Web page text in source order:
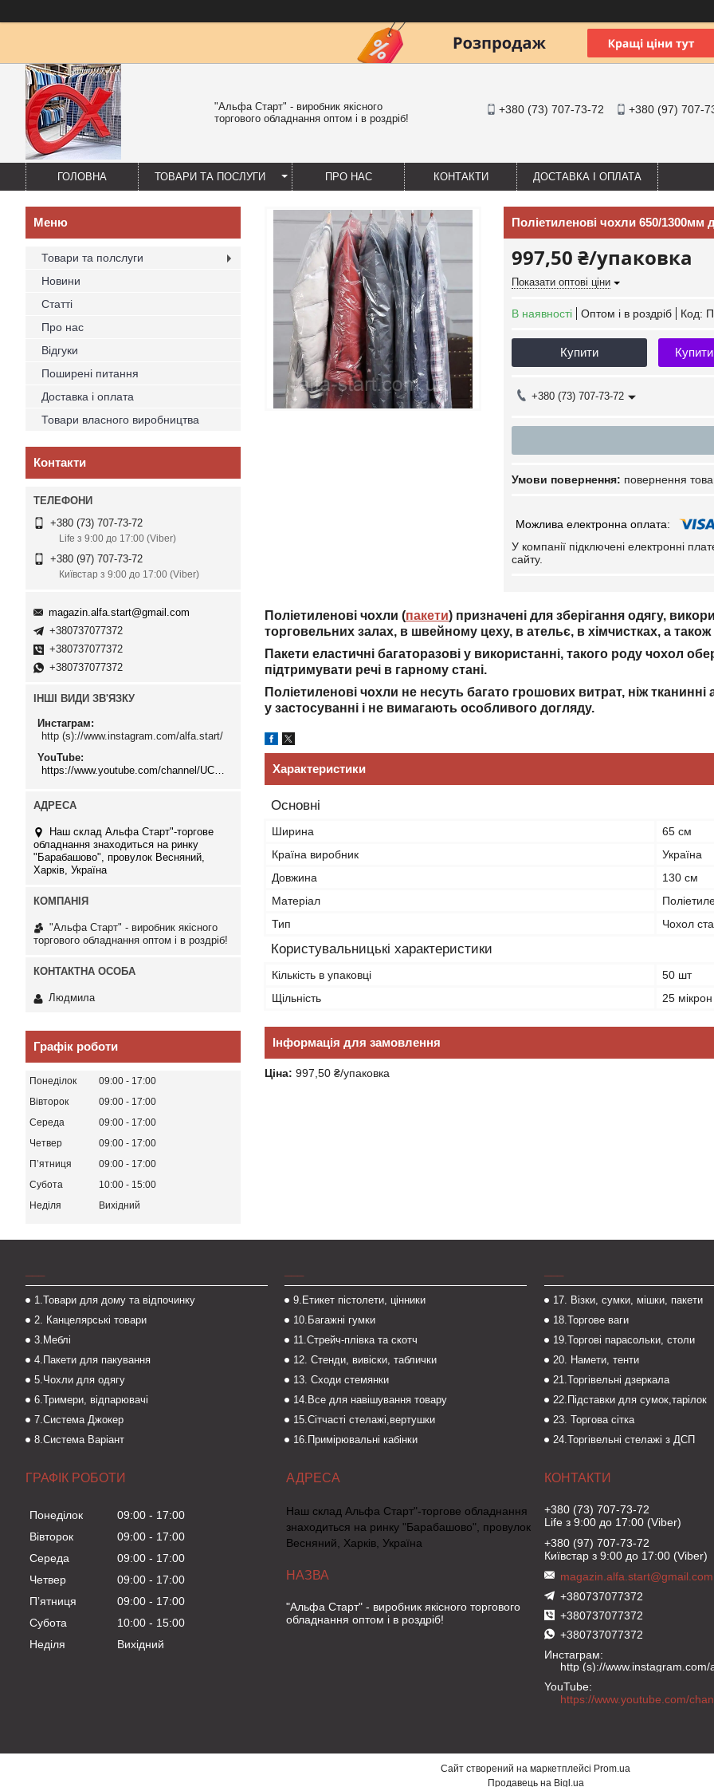
"Альфа Старт" - виробник якісного
торгового обладнання оптом і в роздріб!
+380 (73) 707-73-72 +380 (97) 707-
ГОЛОВНА ТОВАРИ ТА ПОСЛУГИ ПРО НАС КОНТАКТИ ДОСТАВКА І ОПЛАТА
Поліетиленові чохли 650/1300мм
997,50 ₴/упаковка
Показати оптові ціни
В наявності Оптом і в роздріб Код:
Купити
+380 (73) 707-73-72
повернення
У компанії підключені електронні
сайту.
Поліетиленові чохли (пакети) призначені для зберігання одягу,
торговельних залах, в швейному цеху, в ательє, в хімчистках, а
Пакети еластичні багаторазові у використанні, такого роду чохол
підтримувати речі в гарному стані.
Поліетиленові чохли не несуть багато грошових витрат, ніж тканинні
у застосуванні і не вимагають особливого догляду.
Характеристики
Основні
Ширина
65 см
Країна виробник
Україна
Довжина
130 см
Матеріал
Тип
Чохол
Користувальницькі характеристики
Кількість в упаковці
50 шт
Щільність
25 мікрон
Інформація для замовлення
Ціна: 997,50 ₴/упаковка
Товари та полслуги
Новини
Статті
Про нас
Відгуки
Поширені питання
Доставка і оплата
Товари власного виробництва
Контакти
+380 (73) 707-73-72
Life з 9:00 до 17:00 (Viber)
+380 (97) 707-73-72
Київстар з 9:00 до 17:00 (Viber)
magazin.alfa.start@gmail.com
+380737077372
+380737077372
+380737077372
ІНШІ ВИДИ ЗВ'ЯЗКУ
Инстаграм
http (s)://www.instagram.com/alfa.start/
YouTube
Наш склад Альфа Старт"-торгове
обладнання знаходиться на ринку
"Барабашово", провулок Весняний,
Харків, Україна
"Альфа Старт" - виробник якісного
торгового обладнання оптом і в роздріб!
Людмила
Графік роботи
Понеділок 09:00
17:00
Вівторок
09:00
17:00
Середа
09:00
17:00
Четвер
09:00
17:00
Пʼятниця
09:00
17:00
Субота
10:00
15:00
Неділя
Вихідний
1.Товари для дому та відпочинку
2. Канцелярські товари
3.Меблі
4.Пакети для пакування
5.Чохли для одягу
6.Тримери, відпарювачі
7.Система Джокер
8.Система Варіант
9.Етикет пістолети, цінники
10.Багажні гумки
11.Стрейч-плівка та скотч
12. Стенди, вивіски, таблички
13. Сходи стемянки
14.Все для навішування товару
15.Сітчасті стелажі,вертушки
16.Примірювальні кабінки
17. Візки, сумки, мішки, пакети
18.Торгове ваги
19.Торгові парасольки, столи
20. Намети, тенти
21.Торгівельні дзеркала
22.Підставки для сумок,тарілок
23. Торгова сітка
24.Торгівельні стелажі з ДСП
ГРАФІК РОБОТИ
Понеділок 09:00
17:00
Вівторок
09:00
17:00
Середа
09:00
17:00
Четвер
09:00
17:00
Пʼятниця
09:00
17:00
Субота
10:00
15:00
Неділя
Вихідний
Наш склад Альфа Старт"-торгове обладнання
знаходиться на ринку "Барабашово", провулок
Весняний, Харків, Україна
"Альфа Старт" - виробник якісного торгового
обладнання оптом і в роздріб!
+380 (73) 707-73-72
Life з 9:00 до 17:00 (Viber)
+380 (97) 707-73-72
Київстар з 9:00 до 17:00 (Viber)
magazin.alfa.start@gmail.com
+380737077372
+380737077372
+380737077372
Инстаграм
http (s)://www.instagram.com/
YouTube
Сайт створений на маркетплейсі Prom.ua
Продавець на Bigl.ua